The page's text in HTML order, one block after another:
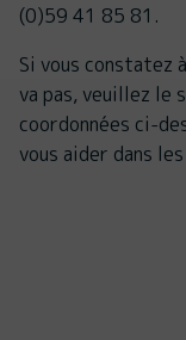
(0)59 41 85 81.
Si vous constatez
va pas, veuillez le
coordonnées ci-
vous aider dans